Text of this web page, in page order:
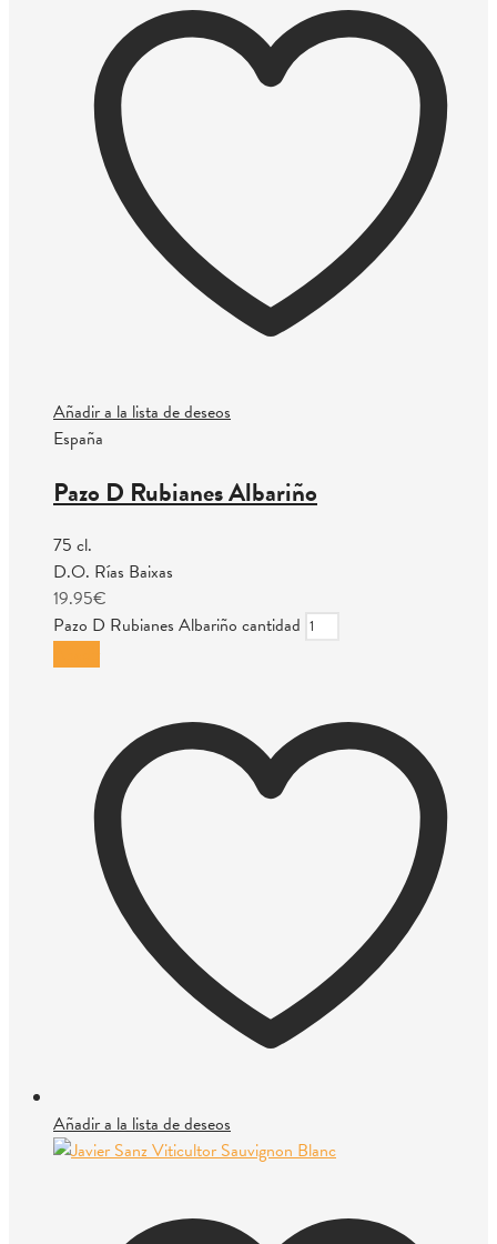
Añadir a la lista de deseos
España
Pazo D Rubianes Albariño
75 cl.
D.O. Rías Baixas
19.95€
Pazo D Rubianes Albariño cantidad
Añadir a la lista de deseos